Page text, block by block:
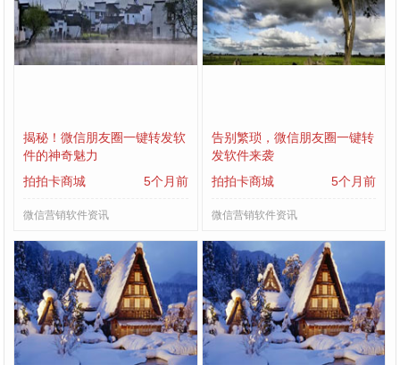
揭秘！微信朋友圈一键转发软
件的神奇魅力
拍拍卡商城
5个月前
微信营销软件资讯
告别繁琐，微信朋友圈一键转
发软件来袭
拍拍卡商城
5个月前
微信营销软件资讯